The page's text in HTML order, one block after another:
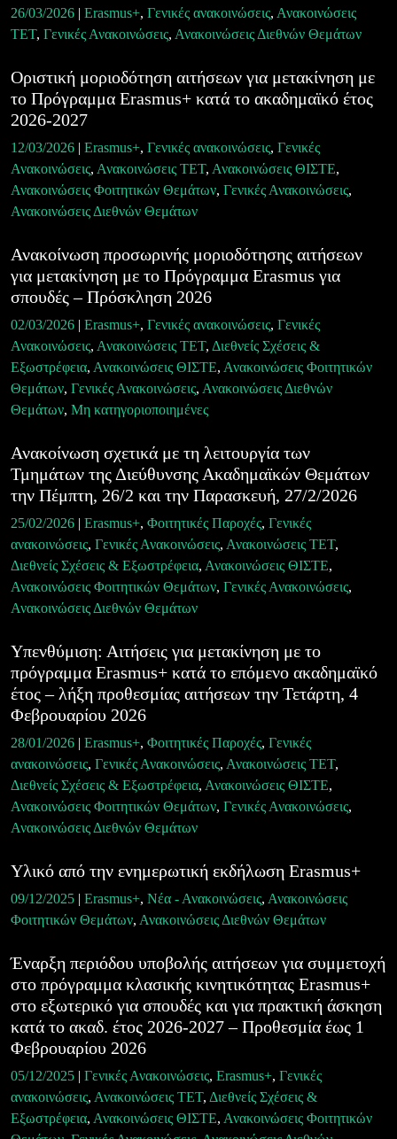
26/03/2026 | Erasmus+, Γενικές ανακοινώσεις, Ανακοινώσεις
ΤΕΤ, Γενικές Ανακοινώσεις, Ανακοινώσεις Διεθνών Θεμάτων
Οριστική μοριοδότηση αιτήσεων για μετακίνηση με
το Πρόγραμμα Erasmus+ κατά το ακαδημαϊκό έτος
2026-2027
12/03/2026 | Erasmus+, Γενικές ανακοινώσεις, Γενικές
Ανακοινώσεις, Ανακοινώσεις ΤΕΤ, Ανακοινώσεις ΘΙΣΤΕ,
Ανακοινώσεις Φοιτητικών Θεμάτων, Γενικές Ανακοινώσεις,
Ανακοινώσεις Διεθνών Θεμάτων
Ανακοίνωση προσωρινής μοριοδότησης αιτήσεων
για μετακίνηση με το Πρόγραμμα Erasmus για
σπουδές – Πρόσκληση 2026
02/03/2026 | Erasmus+, Γενικές ανακοινώσεις, Γενικές
Ανακοινώσεις, Ανακοινώσεις ΤΕΤ, Διεθνείς Σχέσεις &
Εξωστρέφεια, Ανακοινώσεις ΘΙΣΤΕ, Ανακοινώσεις Φοιτητικών
Θεμάτων, Γενικές Ανακοινώσεις, Ανακοινώσεις Διεθνών
Θεμάτων, Μη κατηγοριοποιημένες
Ανακοίνωση σχετικά με τη λειτουργία των
Τμημάτων της Διεύθυνσης Ακαδημαϊκών Θεμάτων
την Πέμπτη, 26/2 και την Παρασκευή, 27/2/2026
25/02/2026 | Erasmus+, Φοιτητικές Παροχές, Γενικές
ανακοινώσεις, Γενικές Ανακοινώσεις, Ανακοινώσεις ΤΕΤ,
Διεθνείς Σχέσεις & Εξωστρέφεια, Ανακοινώσεις ΘΙΣΤΕ,
Ανακοινώσεις Φοιτητικών Θεμάτων, Γενικές Ανακοινώσεις,
Ανακοινώσεις Διεθνών Θεμάτων
Υπενθύμιση: Αιτήσεις για μετακίνηση με το
πρόγραμμα Erasmus+ κατά το επόμενο ακαδημαϊκό
έτος – λήξη προθεσμίας αιτήσεων την Τετάρτη, 4
Φεβρουαρίου 2026
28/01/2026 | Erasmus+, Φοιτητικές Παροχές, Γενικές
ανακοινώσεις, Γενικές Ανακοινώσεις, Ανακοινώσεις ΤΕΤ,
Διεθνείς Σχέσεις & Εξωστρέφεια, Ανακοινώσεις ΘΙΣΤΕ,
Ανακοινώσεις Φοιτητικών Θεμάτων, Γενικές Ανακοινώσεις,
Ανακοινώσεις Διεθνών Θεμάτων
Υλικό από την ενημερωτική εκδήλωση Erasmus+
09/12/2025 | Erasmus+, Νέα - Ανακοινώσεις, Ανακοινώσεις
Φοιτητικών Θεμάτων, Ανακοινώσεις Διεθνών Θεμάτων
Έναρξη περιόδου υποβολής αιτήσεων για συμμετοχή
στο πρόγραμμα κλασικής κινητικότητας Erasmus+
στο εξωτερικό για σπουδές και για πρακτική άσκηση
κατά το ακαδ. έτος 2026-2027 – Προθεσμία έως 1
Φεβρουαρίου 2026
05/12/2025 | Γενικές Ανακοινώσεις, Erasmus+, Γενικές
ανακοινώσεις, Ανακοινώσεις ΤΕΤ, Διεθνείς Σχέσεις &
Εξωστρέφεια, Ανακοινώσεις ΘΙΣΤΕ, Ανακοινώσεις Φοιτητικών